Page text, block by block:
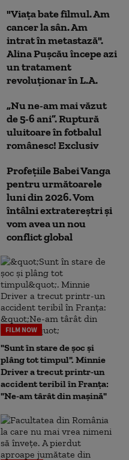
"Viața bate filmul. Am
cancer la sân. Am
intrat în metastază".
Alina Pușcău începe azi
un tratament
revoluționar în L.A.
„Nu ne-am mai văzut
de 5-6 ani”. Ruptură
uluitoare în fotbalul
românesc! Exclusiv
Profețiile Babei Vanga
pentru următoarele
luni din 2026. Vom
întâlni extratereștri și
vom avea un nou
conflict global
FILM NOW
"Sunt în stare de șoc și
plâng tot timpul". Minnie
Driver a trecut printr-un
accident teribil în Franța:
"Ne-am târât din mașină"